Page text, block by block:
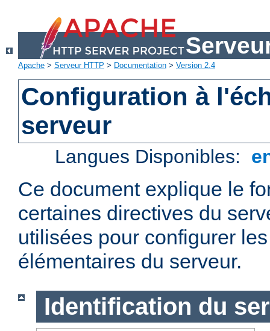
Apache > Serveur HTTP > Documentation > Version 2.4
Configuration à
serveur
Langues Disponibles:
Ce document explique le
certaines directives du
utilisées pour configurer
élémentaires du serveur.
Identification du